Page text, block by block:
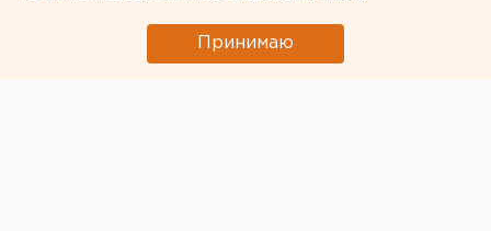
Принимаю